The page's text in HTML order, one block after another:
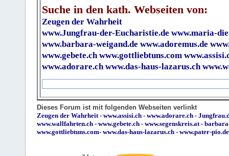
Suche in den kath. Webseiten von:
Zeugen der Wahrheit
www.Jungfrau-der-Eucharistie.de www.maria-
www.barbara-weigand.de www.adoremus.de
www.gebete.ch www.gottliebtuns.com
www.adorare.ch www.das-haus-lazarus.ch
Dieses Forum ist mit folgenden Webseiten verlinkt
Zeugen der Wahrheit - www.assisi.ch - www.adorare.ch -
www.wallfahrten.ch - www.gebete.ch - www.segenskreis.at -
www.gottliebtuns.com- www.das-haus-lazarus.ch - www.pater-pio.de